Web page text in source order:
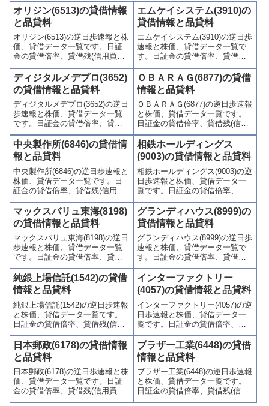
オリジン(6513)の貸借情報
と品貸料
オリジン(6513)の逆日歩速報と株
価、貸借データ一覧です。日証
金の貸借倍率、貸借残(信用買
残、信用売残)、品貸料(逆日
歩)、東証の週末残高、規制(注意
喚起・申込停止)など、空売り関
連情報を集計し、図解でわかり
やすくまとめて掲載していま
す。
エムケイシステム(3910)の
貸借情報と品貸料
エムケイシステム(3910)の逆日歩
速報と株価、貸借データ一覧で
す。日証金の貸借倍率、貸借残
(信用買残、信用売残)、品貸料
(逆日歩)、東証の週末残高、規制
(注意喚起・申込停止)など、空売
り関連情報を集計し、図解でわ
かりやすくまとめて掲載してい
ます。
ディジタルメデプロ(3652)
の貸借情報と品貸料
ディジタルメデプロ(3652)の逆日
歩速報と株価、貸借データ一覧
です。日証金の貸借倍率、貸借
残(信用買残、信用売残)、品貸料
(逆日歩)、東証の週末残高、規制
(注意喚起・申込停止)など、空売
り関連情報を集計し、図解でわ
かりやすくまとめて掲載してい
ます。
ＯＢＡＲＡＧ(6877)の貸借
情報と品貸料
ＯＢＡＲＡＧ(6877)の逆日歩速報
と株価、貸借データ一覧です。
日証金の貸借倍率、貸借残(信用
買残、信用売残)、品貸料(逆日
歩)、東証の週末残高、規制(注意
喚起・申込停止)など、空売り関
連情報を集計し、図解でわかり
やすくまとめて掲載していま
す。
中央製作所(6846)の貸借情
報と品貸料
中央製作所(6846)の逆日歩速報と
株価、貸借データ一覧です。日
証金の貸借倍率、貸借残(信用買
残、信用売残)、品貸料(逆日
歩)、東証の週末残高、規制(注意
喚起・申込停止)など、空売り関
連情報を集計し、図解でわかり
やすくまとめて掲載していま
す。
相鉄ホールディングス
(9003)の貸借情報と品貸料
相鉄ホールディングス(9003)の逆
日歩速報と株価、貸借データ一
覧です。日証金の貸借倍率、貸
借残(信用買残、信用売残)、品貸
料(逆日歩)、東証の週末残高、規
制(注意喚起・申込停止)など、空
売り関連情報を集計し、図解で
わかりやすくまとめて掲載して
います。
マックスバリュ東海(8198)
の貸借情報と品貸料
マックスバリュ東海(8198)の逆日
歩速報と株価、貸借データ一覧
です。日証金の貸借倍率、貸借
残(信用買残、信用売残)、品貸料
(逆日歩)、東証の週末残高、規制
(注意喚起・申込停止)など、空売
り関連情報を集計し、図解でわ
かりやすくまとめて掲載してい
ます。
グランディハウス(8999)の
貸借情報と品貸料
グランディハウス(8999)の逆日歩
速報と株価、貸借データ一覧で
す。日証金の貸借倍率、貸借残
(信用買残、信用売残)、品貸料
(逆日歩)、東証の週末残高、規制
(注意喚起・申込停止)など、空売
り関連情報を集計し、図解でわ
かりやすくまとめて掲載してい
ます。
純銀上場信託(1542)の貸借
情報と品貸料
純銀上場信託(1542)の逆日歩速報
と株価、貸借データ一覧です。
日証金の貸借倍率、貸借残(信用
買残、信用売残)、品貸料(逆日
歩)、東証の週末残高、規制(注意
喚起・申込停止)など、空売り関
連情報を集計し、図解でわかり
やすくまとめて掲載していま
す。
インターファクトリー
(4057)の貸借情報と品貸料
インターファクトリー(4057)の逆
日歩速報と株価、貸借データ一
覧です。日証金の貸借倍率、貸
借残(信用買残、信用売残)、品貸
料(逆日歩)、東証の週末残高、規
制(注意喚起・申込停止)など、空
売り関連情報を集計し、図解で
わかりやすくまとめて掲載して
います。
日本郵政(6178)の貸借情報
と品貸料
日本郵政(6178)の逆日歩速報と株
価、貸借データ一覧です。日証
金の貸借倍率、貸借残(信用買
残、信用売残)、品貸料(逆日
ブラザー工業(6448)の貸借
情報と品貸料
ブラザー工業(6448)の逆日歩速報
と株価、貸借データ一覧です。
日証金の貸借倍率、貸借残(信用
買残、信用売残)、品貸料(逆日